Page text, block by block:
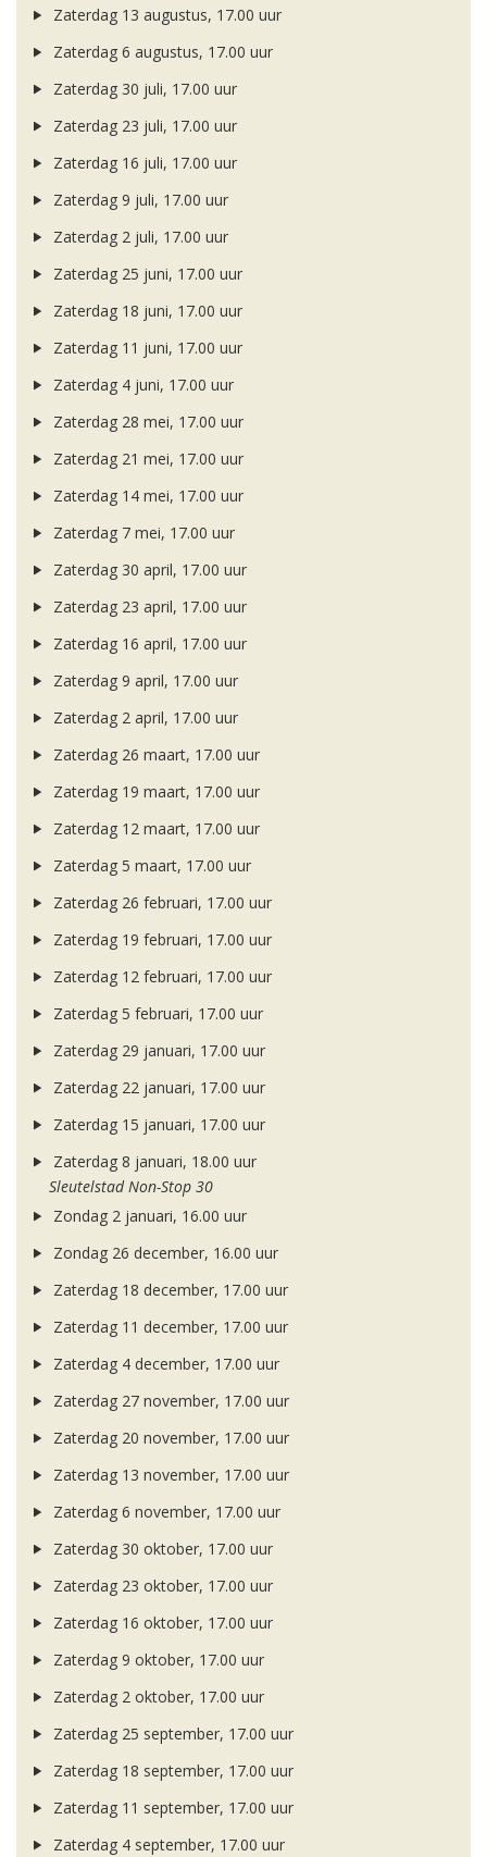
Zaterdag 13 augustus, 17.00 uur
Zaterdag 6 augustus, 17.00 uur
Zaterdag 30 juli, 17.00 uur
Zaterdag 23 juli, 17.00 uur
Zaterdag 16 juli, 17.00 uur
Zaterdag 9 juli, 17.00 uur
Zaterdag 2 juli, 17.00 uur
Zaterdag 25 juni, 17.00 uur
Zaterdag 18 juni, 17.00 uur
Zaterdag 11 juni, 17.00 uur
Zaterdag 4 juni, 17.00 uur
Zaterdag 28 mei, 17.00 uur
Zaterdag 21 mei, 17.00 uur
Zaterdag 14 mei, 17.00 uur
Zaterdag 7 mei, 17.00 uur
Zaterdag 30 april, 17.00 uur
Zaterdag 23 april, 17.00 uur
Zaterdag 16 april, 17.00 uur
Zaterdag 9 april, 17.00 uur
Zaterdag 2 april, 17.00 uur
Zaterdag 26 maart, 17.00 uur
Zaterdag 19 maart, 17.00 uur
Zaterdag 12 maart, 17.00 uur
Zaterdag 5 maart, 17.00 uur
Zaterdag 26 februari, 17.00 uur
Zaterdag 19 februari, 17.00 uur
Zaterdag 12 februari, 17.00 uur
Zaterdag 5 februari, 17.00 uur
Zaterdag 29 januari, 17.00 uur
Zaterdag 22 januari, 17.00 uur
Zaterdag 15 januari, 17.00 uur
Zaterdag 8 januari, 18.00 uur
Sleutelstad Non-Stop 30
Zondag 2 januari, 16.00 uur
Zondag 26 december, 16.00 uur
Zaterdag 18 december, 17.00 uur
Zaterdag 11 december, 17.00 uur
Zaterdag 4 december, 17.00 uur
Zaterdag 27 november, 17.00 uur
Zaterdag 20 november, 17.00 uur
Zaterdag 13 november, 17.00 uur
Zaterdag 6 november, 17.00 uur
Zaterdag 30 oktober, 17.00 uur
Zaterdag 23 oktober, 17.00 uur
Zaterdag 16 oktober, 17.00 uur
Zaterdag 9 oktober, 17.00 uur
Zaterdag 2 oktober, 17.00 uur
Zaterdag 25 september, 17.00 uur
Zaterdag 18 september, 17.00 uur
Zaterdag 11 september, 17.00 uur
Zaterdag 4 september, 17.00 uur